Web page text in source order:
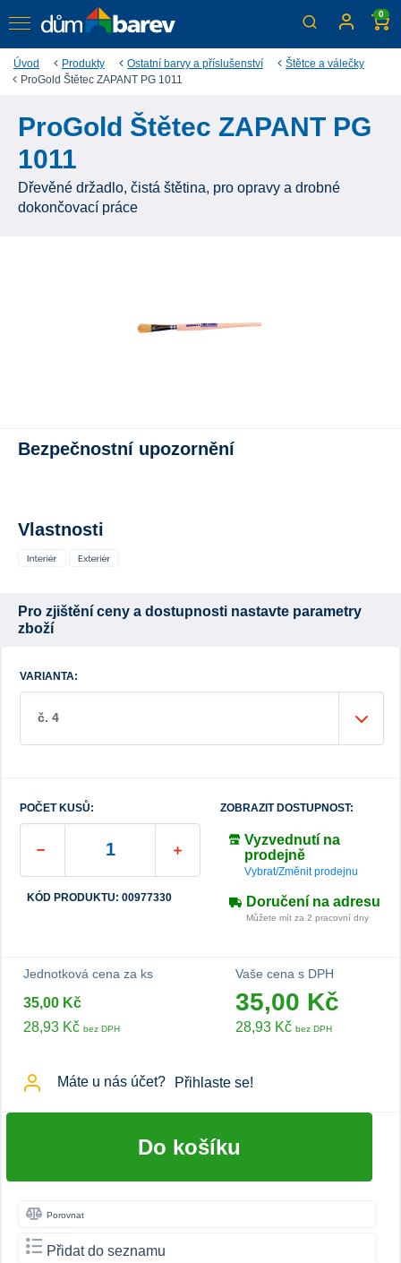
0
Úvod Produkty Ostatní barvy a příslušenství
Štětce a válečky
ProGold Štětec ZAPANT PG 1011
ProGold Štětec ZAPANT PG
1011
Dřevěné držadlo, čistá štětina, pro opravy a drobné
dokončovací práce
Bezpečnostní upozornění
Vlastnosti
Pro zjištění ceny a dostupnosti nastavte parametry
zboží
VARIANTA:
č. 4
POČET KUSŮ:
KÓD PRODUKTU: 00977330
ZOBRAZIT DOSTUPNOST:
Vyzvednutí na
prodejně
Vybrat/Změnit prodejnu
Doručení na adresu
Můžete mít za 2 pracovní dny
Jednotková cena za ks
35,00 Kč
28,93 Kč bez DPH
Vaše cena s DPH
35,00 Kč
28,93 Kč bez DPH
Máte u nás účet? Přihlaste se!
Do košíku
Porovnat
Přidat do seznamu